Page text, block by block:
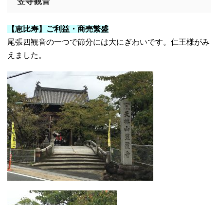
【恵比寿】ご利益・商売繁盛
尾張四観音の一つで節分には大にぎわいです。仁王様がみ
えました。